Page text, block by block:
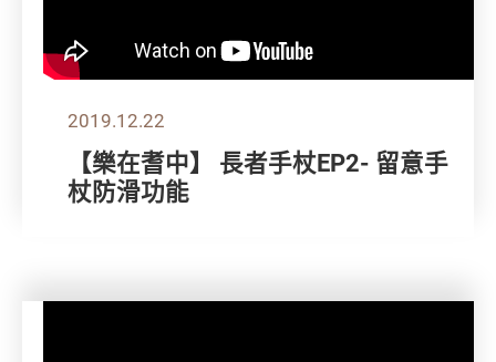
2019.12.22
【樂在耆中】 長者手杖EP2- 留意手
杖防滑功能